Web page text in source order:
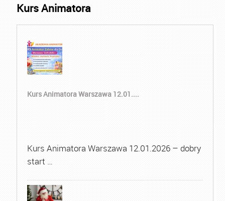
Kurs Animatora
Kurs Animatora Warszawa 12.01....
Kurs Animatora Warszawa 12.01.2026 – dobry
start …